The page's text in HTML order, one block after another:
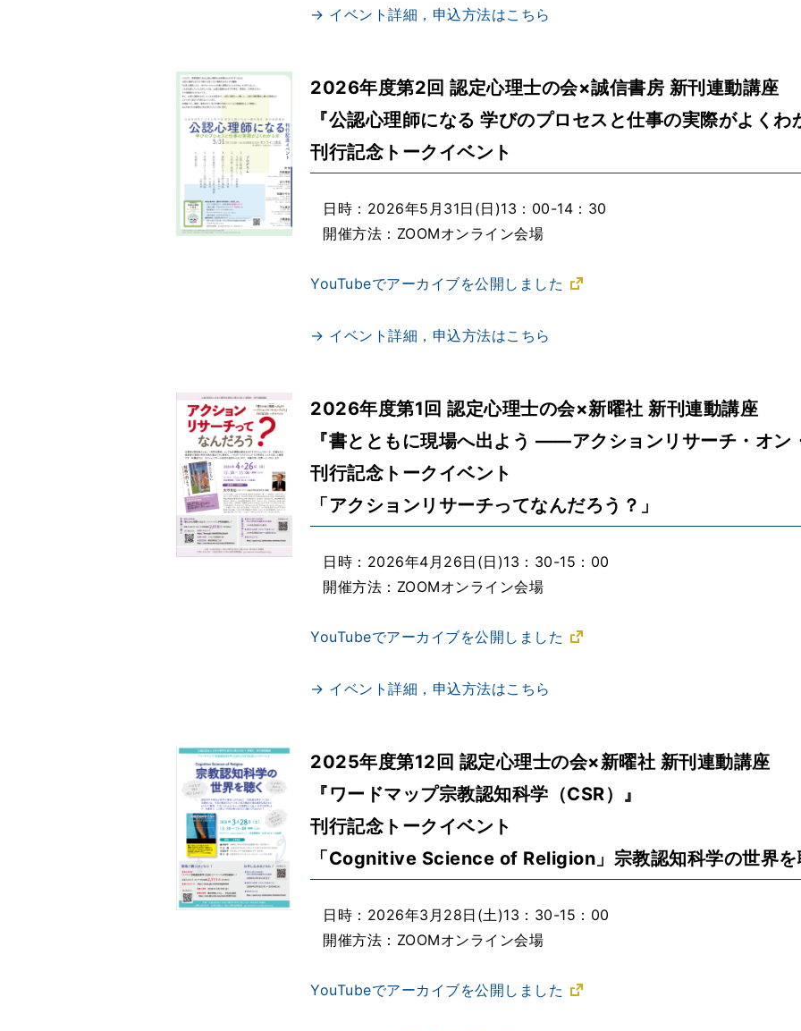
→ イベント詳細，申込方法はこちら
2026年度第2回 認定心理士の会×誠信書房 新刊連動講座
『公認心理師になる 学びのプロセスと仕事の実際がよくわ
刊行記念トークイベント
日時：2026年5月31日(日)13：00-14：30
開催方法：ZOOMオンライン会場
YouTubeでアーカイブを公開しました
→ イベント詳細，申込方法はこちら
2026年度第1回 認定心理士の会×新曜社 新刊連動講座
『書とともに現場へ出よう ――アクションリサーチ・オン
刊行記念トークイベント
「アクションリサーチってなんだろう？」
日時：2026年4月26日(日)13：30-15：00
開催方法：ZOOMオンライン会場
YouTubeでアーカイブを公開しました
→ イベント詳細，申込方法はこちら
2025年度第12回 認定心理士の会×新曜社 新刊連動講座
『ワードマップ宗教認知科学（CSR）』
刊行記念トークイベント
「Cognitive Science of Religion」宗教認知科学の世界を
日時：2026年3月28日(土)13：30-15：00
開催方法：ZOOMオンライン会場
YouTubeでアーカイブを公開しました